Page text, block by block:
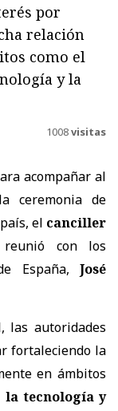
por
relación
como el
y la
1008visitas
acompañar al
ceremonia de
el canciller
con los
España, José
las autoridades
fortaleciendo la
en ámbitos
la tecnología y